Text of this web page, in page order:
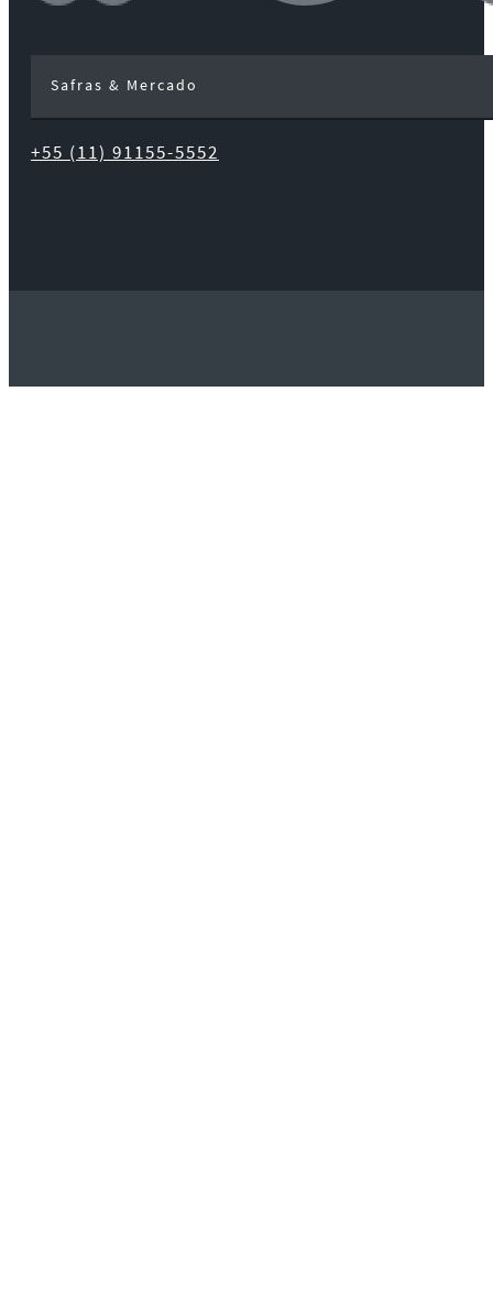
Safras & Mercado
+55 (11) 91155-5552